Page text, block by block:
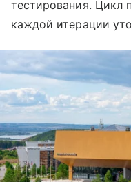
тестирования. Цикл
каждой итерации